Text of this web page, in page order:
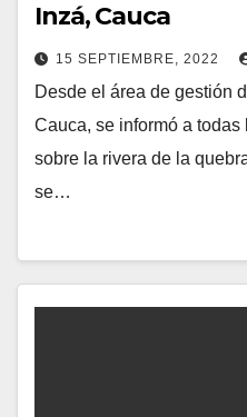
Inzá, Cauca
15 SEPTIEMBRE, 2022
Desde el área de gestión
Cauca, se informó a
sobre la rivera de la
se…